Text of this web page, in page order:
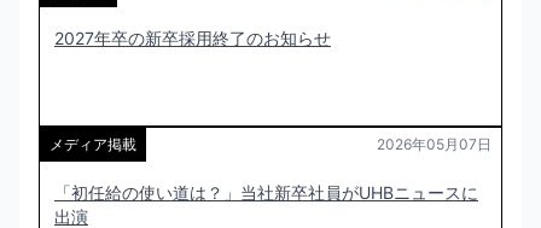
2027年卒の新卒採用終了のお知らせ
メディア掲載 2026年05月07日
「初任給の使い道は？」当社新卒社員がUHBニュースに
出演